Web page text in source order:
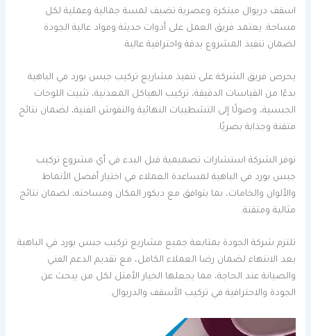
اسقف دريوال مبتكرة وعصرية تضيف لمسة جمالية وعملية لكل
مساحة. يعتمد فريق العمل على أدوات حديثة ومواد عالية الجودة
لضمان تنفيذ المشروع بدقة واحترافية عالية.
يحرص فريق الشركة على تنفيذ مشاريع تركيب جبس بورد في الباهية
بدءًا من القياسات الدقيقة، تركيب الهياكل المعدنية، تثبيت اللوحات
الجبسية، وصولًا إلى التشطيبات النهائية والنقوش الفنية، لضمان نتائج
متقنة وجذابة بصريًا.
توفر الشركة استشارات تصميمية قبل البدء في أي مشروع تركيب
جبس بورد في الباهية لمساعدة العملاء في اختيار أفضل الأنماط
والألوان والخامات، بما يتوافق مع ديكور المكان ومساحته، لضمان نتائج
مثالية ومتقنة.
تلتزم شركة الجودة بمتابعة جميع مشاريع تركيب جبس بورد في الباهية
بعد الانتهاء لضمان رضا العملاء الكامل، مع تقديم الدعم الفني
والصيانة عند الحاجة، مما يجعلها الخيار الأمثل لكل من يبحث عن
الجودة والاحترافية في تركيب الأسقف والدريوال.